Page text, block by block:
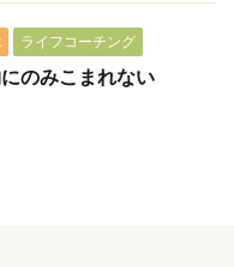
ライフコーチング
のみこまれない